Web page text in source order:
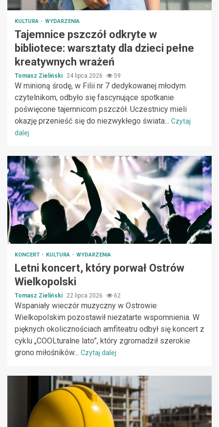
KULTURA WYDARZENIA
Tajemnice pszczół odkryte w
bibliotece: warsztaty dla dzieci pełne
kreatywnych wrażeń
Tomasz Zieliński 24 lipca 2026 59
W minioną środę, w Filii nr 7 dedykowanej młodym
czytelnikom, odbyło się fascynujące spotkanie
poświęcone tajemnicom pszczół. Uczestnicy mieli
okazję przenieść się do niezwykłego świata... Czytaj
dalej
KONCERT KULTURA WYDARZENIA
Letni koncert, który porwał Ostrów
Wielkopolski
Tomasz Zieliński 22 lipca 2026 62
Wspaniały wieczór muzyczny w Ostrowie
Wielkopolskim pozostawił niezatarte wspomnienia. W
pięknych okolicznościach amfiteatru odbył się koncert z
cyklu „COOLturalne lato”, który zgromadził szerokie
grono miłośników... Czytaj dalej